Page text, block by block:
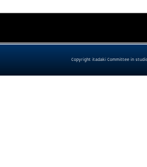
Copyright itadaki Committee in studio